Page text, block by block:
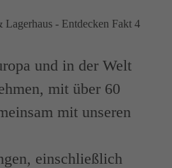
und in der Welt
mit über 60
mit unseren
einschließlich